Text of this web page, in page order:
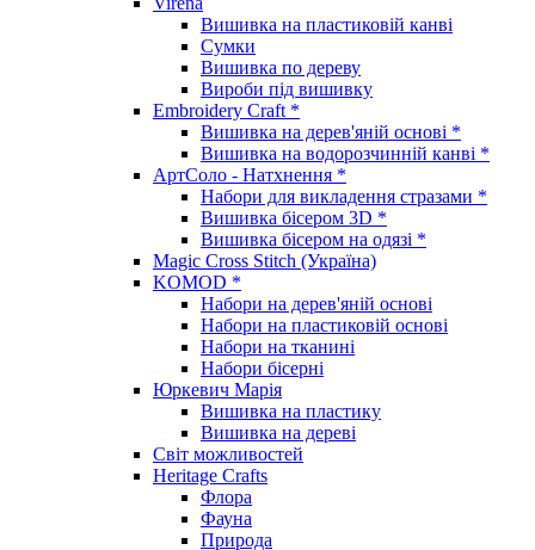
Вишивка на пластиковій канві
Сумки
Вишивка по дереву
Вироби під вишивку
Embroidery Craft *
Вишивка на дерев'яній основі *
Вишивка на водорозчинній канві *
АртСоло - Натхнення *
Набори для викладення стразами *
Вишивка бісером 3D *
Вишивка бісером на одязі *
Magic Cross Stitch (Україна)
KOMOD *
Набори на дерев'яній основі
Набори на пластиковій основі
Набори на тканині
Набори бісерні
Юркевич Марія
Вишивка на пластику
Вишивка на дереві
Світ можливостей
Heritage Crafts
Флора
Фауна
Природа